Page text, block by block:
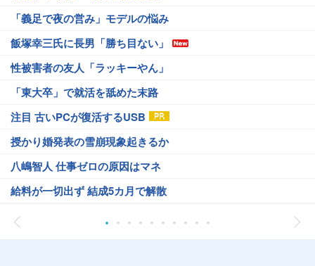
「義足で夜の営み」モデルの悩み
飯塚幸三氏に長男「勝ち目ない」
性被害者の友人「ラッキーやん」
「東大卒」で就活を舐めた末路
注目 古いPCが復活するUSB
授かり婚発表の雪崩現象起きるか
八嶋智人 仕事ゼロの原因はマネ
給料が一切出ず 結成5カ月で解散